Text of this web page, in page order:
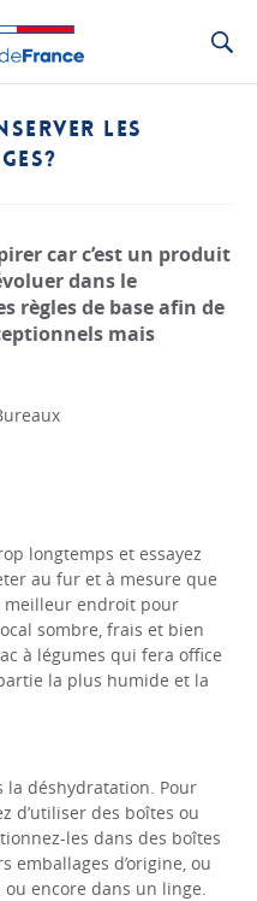
LES
car c’est un produit
dans le
règles de base afin de
mais
longtemps et essayez
au fur et à mesure que
meilleur endroit pour
sombre, frais et bien
à légumes qui fera office
la plus humide et la
la déshydratation. Pour
d’utiliser des boîtes ou
les dans des boîtes
emballages d’origine, ou
encore dans un linge.